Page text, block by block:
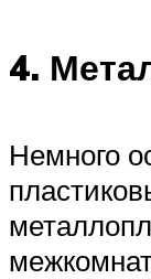
4.
Немного